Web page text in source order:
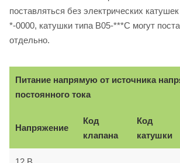
поставляться без электрических
*-0000, катушки типа B05-***C могут
отдельно.
Питание напрямую от источника
постоянного тока
Напряжение
Код
клапана
Код
катушки